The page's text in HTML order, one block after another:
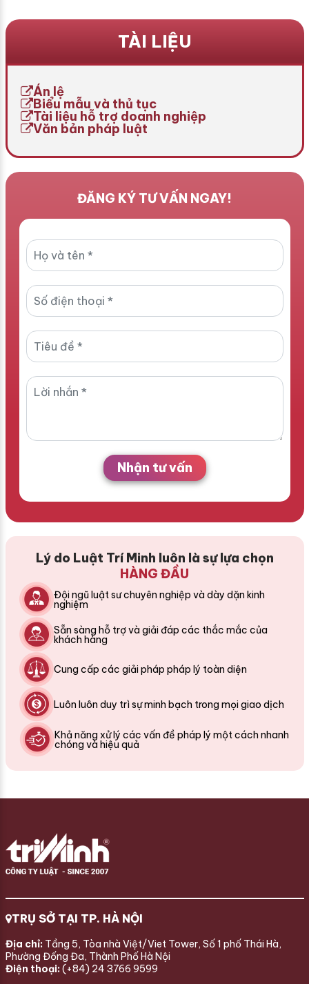
đảm bảo môi trường làm
việc chuyên nghiệp, an
không chỉ là công cụ quản
[…]
Để thực hiện thủ tục này,
cha mẹ cần nắm rõ quy
định pháp luật và các bước
TÀI LIỆU
Án lệ
Biểu mẫu và thủ tục
Tài liệu hỗ trợ doanh nghiệp
Văn bản pháp luật
ĐĂNG KÝ TƯ VẤN NGAY!
Nhận tư vấn
Lý do Luật Trí Minh luôn là sự lựa chọn
HÀNG ĐẦU
Đội ngũ luật sư chuyên nghiệp và dày dặn kinh
nghiệm
Sẵn sàng hỗ trợ và giải đáp các thắc mắc của
khách hàng
Cung cấp các giải pháp pháp lý toàn diện
Luôn luôn duy trì sự minh bạch trong mọi giao dịch
Khả năng xử lý các vấn đề pháp lý một cách nhanh
chóng và hiệu quả
TRỤ SỞ TẠI TP. HÀ NỘI
Địa chỉ: Tầng 5, Tòa nhà Việt/Viet Tower, Số 1 phố Thái Hà,
Phường Đống Đa, Thành Phố Hà Nội
Điện thoại: (+84) 24 3766 9599